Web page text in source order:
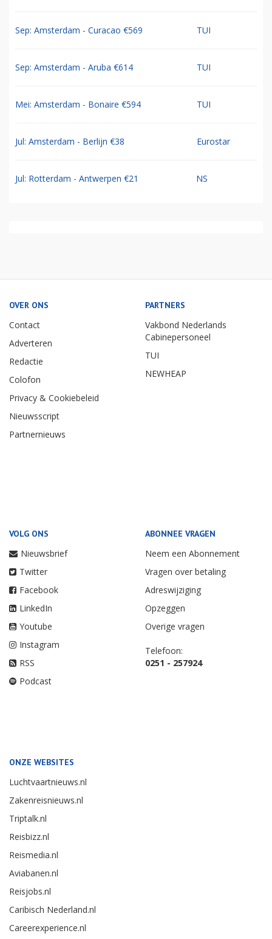
Sep: Amsterdam - Curacao €569 TUI
Sep: Amsterdam - Aruba €614 TUI
Mei: Amsterdam - Bonaire €594 TUI
Jul: Amsterdam - Berlijn €38 Eurostar
Jul: Rotterdam - Antwerpen €21 NS
OVER ONS
Contact
Adverteren
Redactie
Colofon
Privacy & Cookiebeleid
Nieuwsscript
Partnernieuws
PARTNERS
Vakbond Nederlands
Cabinepersoneel
TUI
NEWHEAP
VOLG ONS
Nieuwsbrief
Twitter
Facebook
LinkedIn
Youtube
Instagram
RSS
Podcast
ABONNEE VRAGEN
Neem een Abonnement
Vragen over betaling
Adreswijziging
Opzeggen
Overige vragen
Telefoon:
0251 - 257924
ONZE WEBSITES
Luchtvaartnieuws.nl
Zakenreisnieuws.nl
Triptalk.nl
Reisbizz.nl
Reismedia.nl
Aviabanen.nl
Reisjobs.nl
Caribisch Nederland.nl
Careerexperience.nl